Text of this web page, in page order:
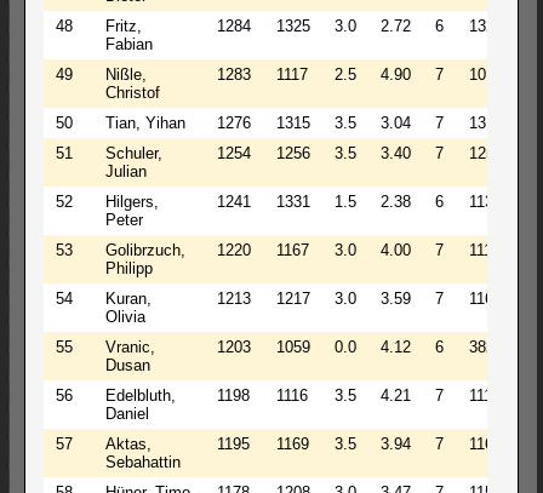
48
Fritz,
Fabian
1284 1325 3.0 2.72 6 1325
49
Nißle,
Christof
1283 1117 2.5 4.90 7 1015
50 Tian, Yihan 1276 1315 3.5 3.04 7 1315
51
Schuler,
Julian
1254 1256 3.5 3.40 7 1256
52
Hilgers,
Peter
1241 1331 1.5 2.38 6 1138
53
Golibrzuch,
Philipp
1220 1167 3.0 4.00 7 1117
54
Kuran,
Olivia
1213 1217 3.0 3.59 7 1167
55
Vranic,
Dusan
1203 1059 0.0 4.12 6 382
56
Edelbluth,
Daniel
1198 1116 3.5 4.21 7 1116
57
Aktas,
Sebahattin
1195 1169 3.5 3.94 7 1169